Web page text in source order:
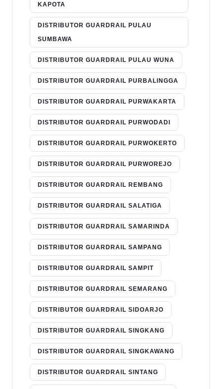
KAPOTA
DISTRIBUTOR GUARDRAIL PULAU
SUMBAWA
DISTRIBUTOR GUARDRAIL PULAU WUNA
DISTRIBUTOR GUARDRAIL PURBALINGGA
DISTRIBUTOR GUARDRAIL PURWAKARTA
DISTRIBUTOR GUARDRAIL PURWODADI
DISTRIBUTOR GUARDRAIL PURWOKERTO
DISTRIBUTOR GUARDRAIL PURWOREJO
DISTRIBUTOR GUARDRAIL REMBANG
DISTRIBUTOR GUARDRAIL SALATIGA
DISTRIBUTOR GUARDRAIL SAMARINDA
DISTRIBUTOR GUARDRAIL SAMPANG
DISTRIBUTOR GUARDRAIL SAMPIT
DISTRIBUTOR GUARDRAIL SEMARANG
DISTRIBUTOR GUARDRAIL SIDOARJO
DISTRIBUTOR GUARDRAIL SINGKANG
DISTRIBUTOR GUARDRAIL SINGKAWANG
DISTRIBUTOR GUARDRAIL SINTANG